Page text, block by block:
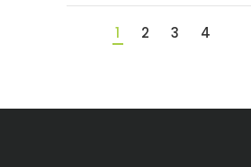
1 2 3 4